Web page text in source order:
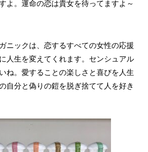
よ。運命の恋は貴女を待ってますよ～
ニックは、恋するすべての女性の応援
人生を変えてくれます。センシュアル
ね。愛することの楽しさと喜びを人生
自分と偽りの鎧を脱ぎ捨てて人を好き